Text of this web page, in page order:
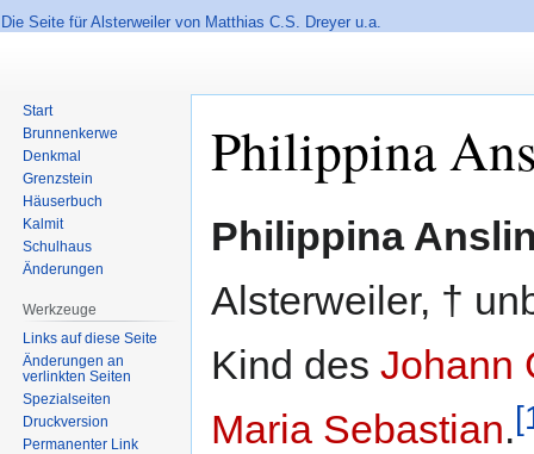
Die Seite für Alsterweiler von Matthias C.S. Dreyer u.a.
Philippina
Navigation
Suche
Philippina
Alsterweiler, †
Kind des Johann
Maria Sebastian.
Start
Brunnenkerwe
Denkmal
Grenzstein
Häuserbuch
Kalmit
Schulhaus
Änderungen
Werkzeuge
Links auf diese Seite
Änderungen an
verlinkten Seiten
Spezialseiten
Druckversion
Permanenter Link